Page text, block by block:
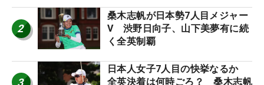
2
桑木志帆が日本勢7人目メジャー
V 渋野日向子、山下美夢有に続
く全英制覇
3
日本人女子7人目の快挙なるか
全英決着は何時ごろ？ 桑木志帆